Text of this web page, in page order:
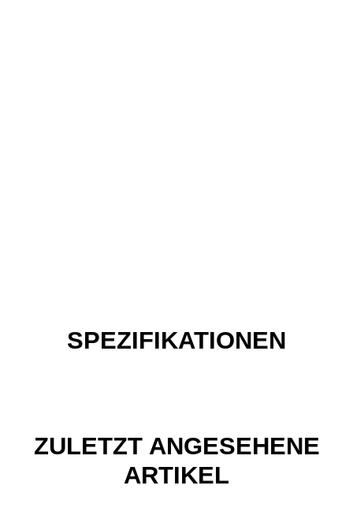
SPEZIFIKATIONEN
ZULETZT ANGESEHENE
ARTIKEL